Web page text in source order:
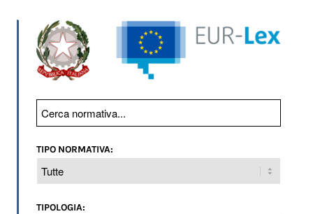
TIPO NORMATIVA:
TIPOLOGIA: